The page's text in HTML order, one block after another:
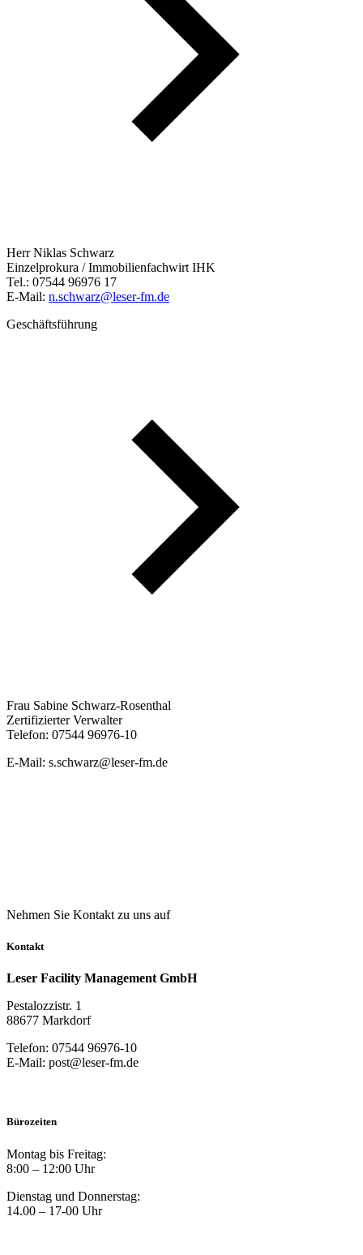
Herr Niklas Schwarz
Einzelprokura / Immobilienfachwirt IHK
Tel.: 07544 96976 17
E-Mail: n.schwarz@leser-fm.de
Geschäftsführung
Frau Sabine Schwarz-Rosenthal
Zertifizierter Verwalter
Telefon: 07544 96976-10
E-Mail: s.schwarz@leser-fm.de
Nehmen Sie Kontakt zu uns auf
Kontakt
Leser Facility Management GmbH
Pestalozzistr. 1
88677 Markdorf
Telefon: 07544 96976-10
E-Mail: post@leser-fm.de
Bürozeiten
Montag bis Freitag:
8:00 – 12:00 Uhr
Dienstag und Donnerstag:
14.00 – 17-00 Uhr